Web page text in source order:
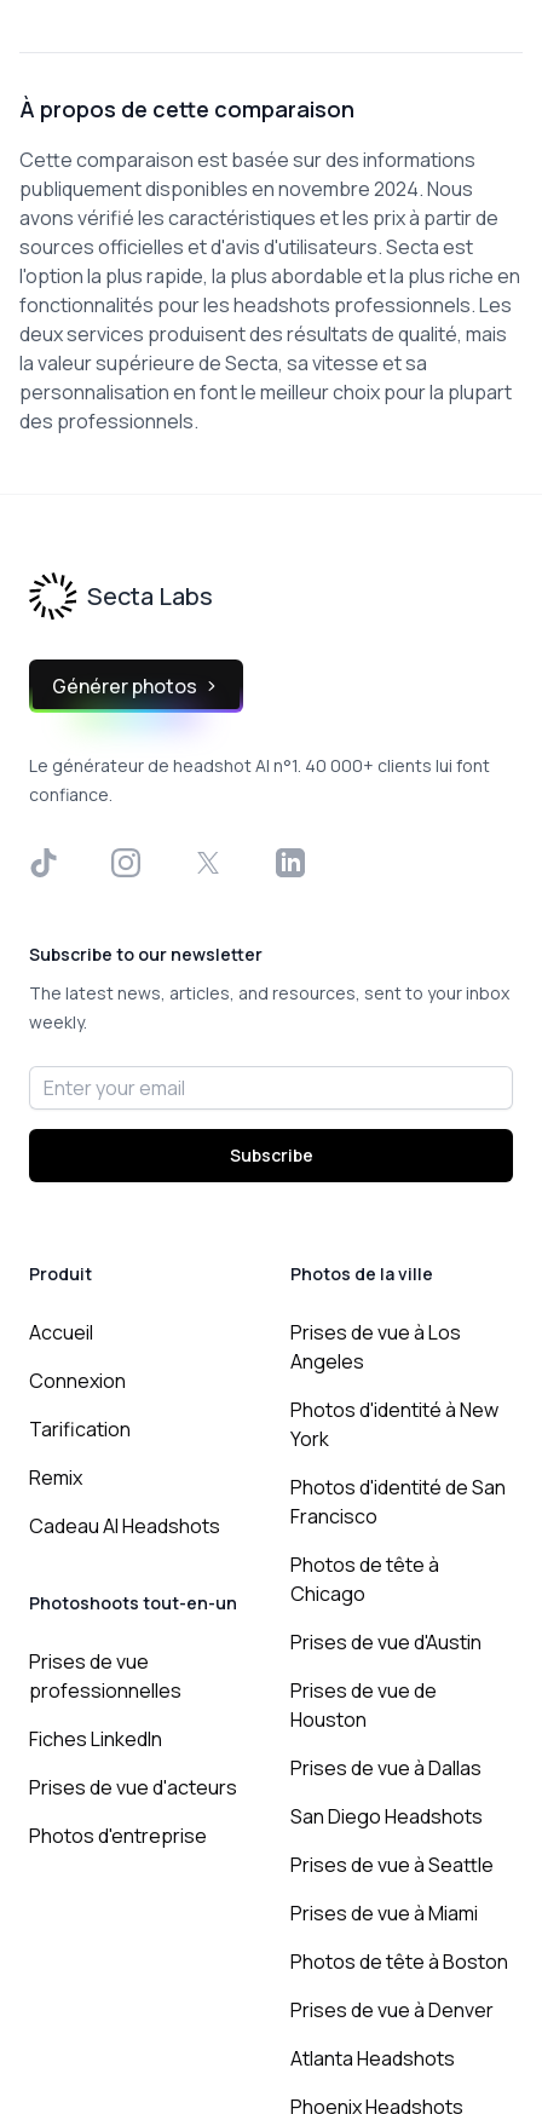
À propos de cette comparaison
Cette comparaison est basée sur des informations
publiquement disponibles en novembre 2024. Nous
avons vérifié les caractéristiques et les prix à partir de
sources officielles et d'avis d'utilisateurs. Secta est
l'option la plus rapide, la plus abordable et la plus riche en
fonctionnalités pour les headshots professionnels. Les
deux services produisent des résultats de qualité, mais
la valeur supérieure de Secta, sa vitesse et sa
personnalisation en font le meilleur choix pour la plupart
des professionnels.
Secta Labs
Générer photos
Le générateur de headshot AI n°1. 40 000+ clients lui font
confiance.
TikTok InstagramX LinkedIn
Subscribe to our newsletter
The latest news, articles, and resources, sent to your inbox
weekly.
Email address
Subscribe
Produit
Accueil
Connexion
Tarification
Remix
Cadeau AI Headshots
Photoshoots tout-en-un
Prises de vue
professionnelles
Fiches LinkedIn
Prises de vue d'acteurs
Photos d'entreprise
Photos de la ville
Prises de vue à Los
Angeles
Photos d'identité à New
York
Photos d'identité de San
Francisco
Photos de tête à
Chicago
Prises de vue d'Austin
Prises de vue de
Houston
Prises de vue à Dallas
San Diego Headshots
Prises de vue à Seattle
Prises de vue à Miami
Photos de tête à Boston
Prises de vue à Denver
Atlanta Headshots
Phoenix Headshots